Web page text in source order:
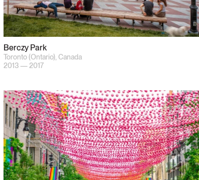
Berczy Park
Toronto (Ontario), Canada
2013 — 2017